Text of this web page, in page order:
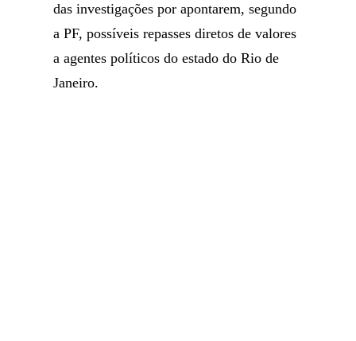
das investigações por apontarem, segundo
a PF, possíveis repasses diretos de valores
a agentes políticos do estado do Rio de
Janeiro.